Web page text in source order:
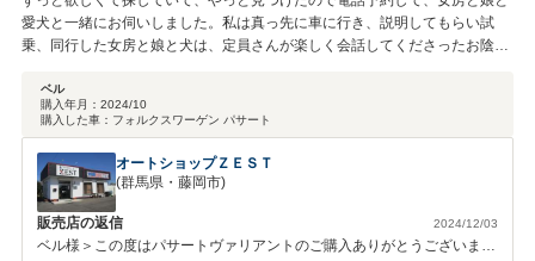
客様から頂いたリクエストをそのまま、お答えするのではなく、一歩先
を見越した作業やハンドメイドをするように心がけております。こうす
れば、こうであれば、お車にとって、お客様にとって最良なのではない
た部分にもアンテナを高くし、転ばぬ先の杖、的な作業も心がけてま
す！フォルクスワーゲン車に対する思い、知識、対策、マネージメン
きるようこれからも邁進させていきますので、どうかよろしくお願いし
ます！ ゴルフGTE、パサートGTEは非常に特別な車両で、フォルクス
ワーゲンディーラーでも販売台数が最も希少で少ない車両ですので経験
が少ないディーラー整備士の方が多いと思いますが、当社の社長と工場
愛犬と一緒にお伺いしました。私は真っ先に車に行き、説明してもらい試
乗、同行した女房と娘と犬は、定員さんが楽しく会話してくださったお陰で
乗っていた車があり、下取りもありました。ネット経由で現車の査定しても
らいおおよそ価格を把握してました。買い取りは別に考えるなど検討はしま
したが、私が納得行くような素晴らしい提案をしてくださり、即決しまし
た。店舗でナビ、ドラレコ、LEDなど追加で購入させていただいたものの取
り付け、私がネットなどで購入、送ったものの取り付けも含めて、納車まで
に私の思い通りになっておりました。神対応感謝します。
ベル
購入年月： 2024/10
購入した車： フォルクスワーゲン パサート
オートショップＺＥＳＴ
(群馬県・藤岡市)
販売店の返信 2024/12/03
ベル様＞この度はパサートヴァリアントのご購入ありがとうございま